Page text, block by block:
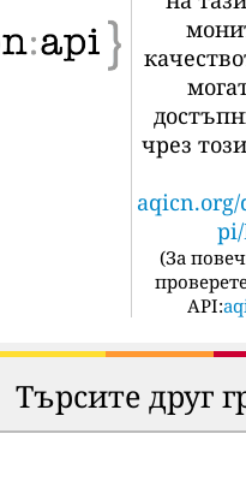
чрез
(За
API:
Търсите друг